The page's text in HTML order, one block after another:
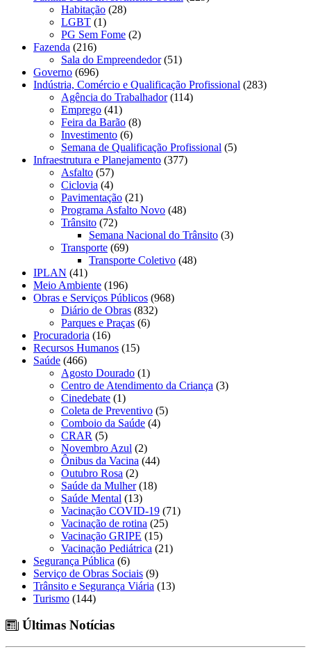
Habitação (28)
LGBT (1)
PG Sem Fome (2)
Fazenda (216)
Sala do Empreendedor(51)
Governo (696)
Indústria, Comércio e Qualificação Profissional (283)
Agência do Trabalhador(114)
Emprego (41)
Feira da Barão (8)
Investimento (6)
Semana de Qualificação Profissional (5)
Infraestrutura e Planejamento (377)
Asfalto (57)
Ciclovia (4)
Pavimentação (21)
Programa Asfalto Novo (48)
Trânsito (72)
Semana Nacional do Trânsito (3)
Transporte (69)
Transporte Coletivo (48)
IPLAN (41)
Meio Ambiente (196)
Obras e Serviços Públicos (968)
Diário de Obras (832)
Parques e Praças (6)
Procuradoria (16)
Recursos Humanos (15)
Saúde (466)
Agosto Dourado (1)
Centro de Atendimento da Criança (3)
Cinedebate (1)
Coleta de Preventivo (5)
Comboio da Saúde (4)
CRAR (5)
Novembro Azul (2)
Ônibus da Vacina (44)
Outubro Rosa (2)
Saúde da Mulher(18)
Saúde Mental (13)
Vacinação COVID-19 (71)
Vacinação de rotina (25)
Vacinação GRIPE (15)
Vacinação Pediátrica (21)
Segurança Pública (6)
Serviço de Obras Sociais (9)
Trânsito e Segurança Viária (13)
Turismo (144)
Últimas Notícias